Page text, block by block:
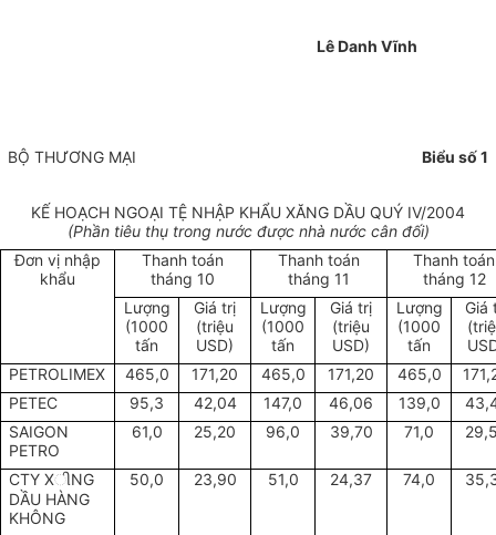
Lê Danh Vĩnh
BỘ THƯƠNG MẠI Biểu số 1
KẾ HOẠCH NGOẠI TỆ NHẬP KHẨU XĂNG DẦU QUÝ IV/2004
(Phần tiêu thụ trong nước được nhà nước cân đối)
Đơn vị nhập
khẩu
Thanh toán
tháng 10
Thanh toán
tháng 11
Thanh toán
tháng 12
Lượng
(1000
tấn
Giá trị
(triệu
USD)
Lượng
(1000
tấn
Giá trị
(triệu
USD)
Lượng
(1000
tấn
Giá
PETROLIMEX
465,0 171,20 465,0 171,20 465,0
PETEC
95,3 42,04 147,0 46,06 139,0
SAIGON
PETRO
61,0 25,20 96,0 39,70 71,0
CTY XીNG
DẦU HÀNG
KHÔNG
50,0 23,90 51,0 24,37 74,0